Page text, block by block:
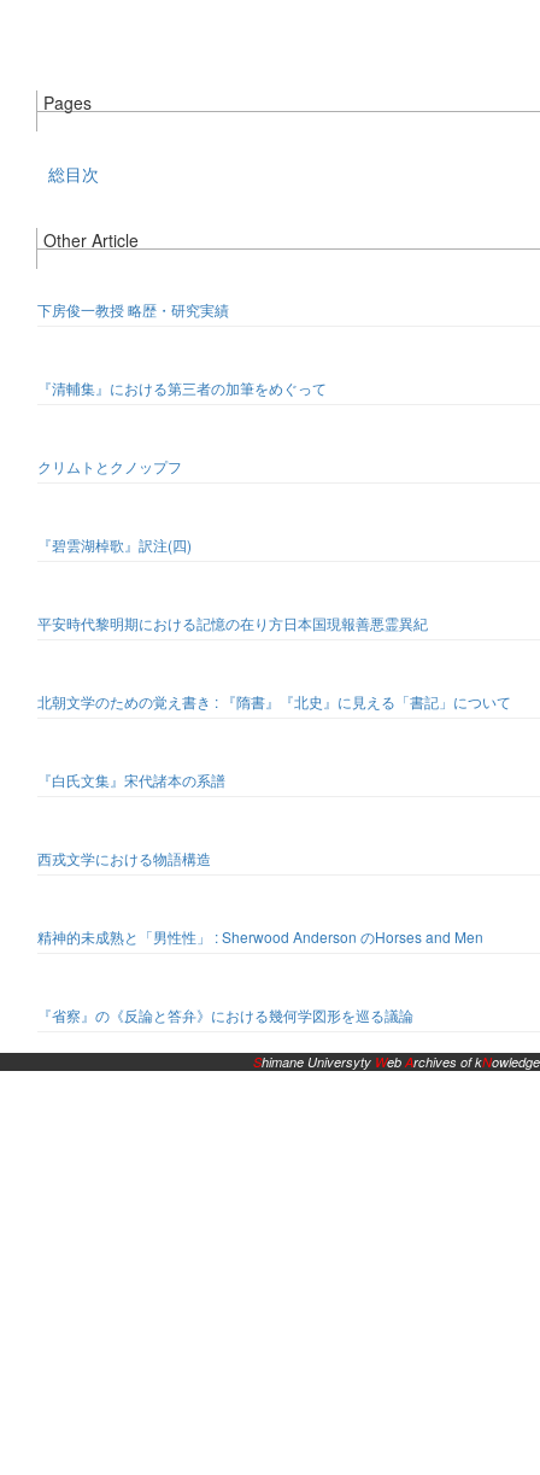
Pages
総目次
Other Article
下房俊一教授 略歴・研究実績
『清輔集』における第三者の加筆をめぐって
クリムトとクノップフ
『碧雲湖棹歌』訳注(四)
平安時代黎明期における記憶の在り方日本国現報善悪霊異紀
北朝文学のための覚え書き : 『隋書』『北史』に見える「書記」について
『白氏文集』宋代諸本の系譜
西戎文学における物語構造
精神的未成熟と「男性性」 : Sherwood Anderson のHorses and Men
『省察』の《反論と答弁》における幾何学図形を巡る議論
Shimane Universyty WebArchives of kNowledge